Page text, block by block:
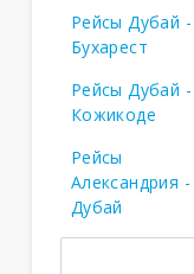
Рейсы Дубай -
Бухарест
Рейсы Дубай -
Кожикоде
Рейсы
Александрия -
Дубай